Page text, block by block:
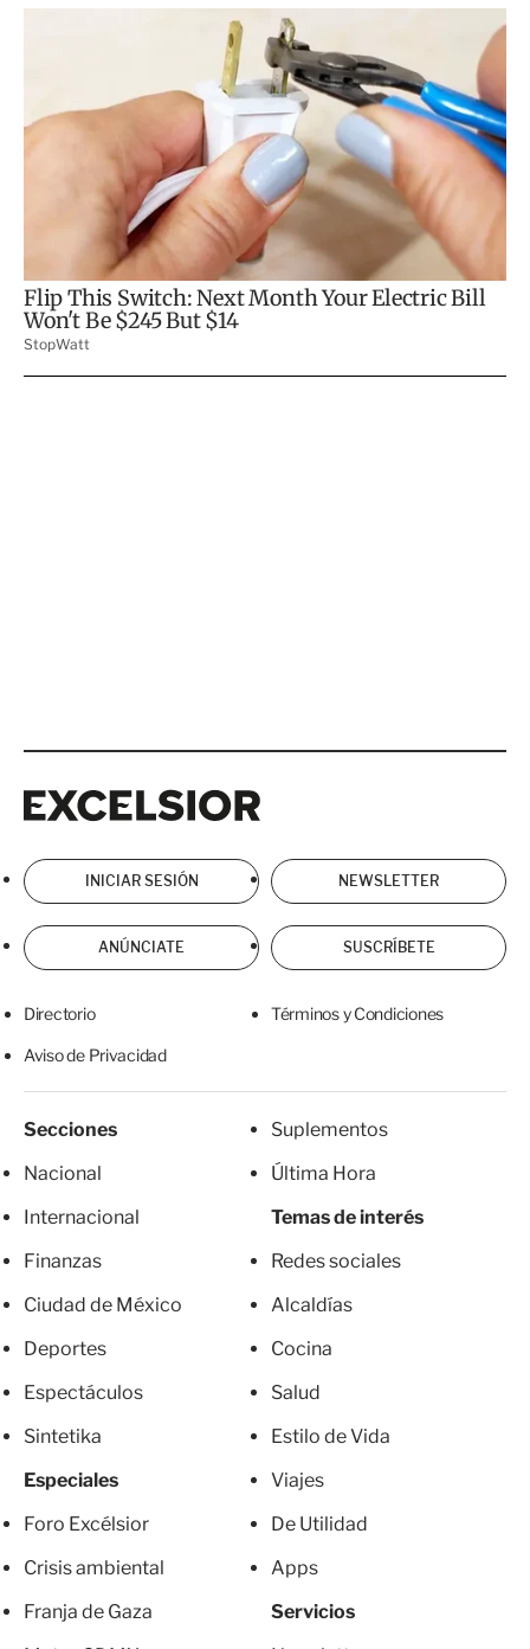
INICIAR SESIÓN NEWSLETTER
ANÚNCIATE SUSCRÍBETE
Directorio Términos y Condiciones
Aviso de Privacidad
Secciones
Nacional
Internacional
Finanzas
Ciudad de México
Deportes
Espectáculos
Sintetika
Especiales
Foro Excélsior
Crisis ambiental
Franja de Gaza
Suplementos
Última Hora
Temas de interés
Redes sociales
Alcaldías
Cocina
Salud
Estilo de Vida
Viajes
De Utilidad
Apps
Servicios